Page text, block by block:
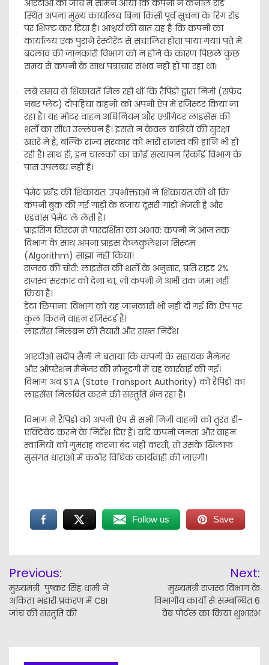
​​आरटीओ की जांच में सामने आया कि कंपनी ने कैनाल रोड
स्थित अपना मुख्य कार्यालय बिना किसी पूर्व सूचना के रिंग रोड
पर शिफ्ट कर दिया है। आश्चर्य की बात यह है कि कंपनी का
कार्यालय एक पुराने रेस्टोरेंट से संचालित होता पाया गया। पते में
बदलाव की जानकारी विभाग को न होने के कारण पिछले कुछ
समय से कंपनी के साथ पत्राचार संभव नहीं हो पा रहा था।
​​लंबे समय से शिकायतें मिल रही थीं कि रैपिडो द्वारा निजी (सफेद
नंबर प्लेट) दोपहिया वाहनों को अपनी ऐप में रजिस्टर किया जा
रहा है। यह मोटर वाहन अधिनियम और एग्रीगेटर लाइसेंस की
शर्तों का सीधा उल्लंघन है। इससे न केवल यात्रियों की सुरक्षा
खतरे में है, बल्कि राज्य सरकार को भारी राजस्व की हानि भी हो
रही है। साथ ही, इन चालकों का कोई सत्यापन रिकॉर्ड विभाग के
पास उपलब्ध नहीं है।
​​पेमेंट फ्रॉड की शिकायत: उपभोक्ताओं ने शिकायत की थी कि
कंपनी बुक की गई गाड़ी के बजाय दूसरी गाड़ी भेजती है और
एडवांस पेमेंट ले लेती है।
​प्राइसिंग सिस्टम में पारदर्शिता का अभाव: कंपनी ने आज तक
विभाग के साथ अपना प्राइस कैलकुलेशन सिस्टम
(Algorithm) साझा नहीं किया।
​राजस्व की चोरी: लाइसेंस की शर्तों के अनुसार, प्रति राइड 2%
राजस्व सरकार को देना था, जो कंपनी ने अभी तक जमा नहीं
किया है।
​डेटा छिपाना: विभाग को यह जानकारी भी नहीं दी गई कि ऐप पर
कुल कितने वाहन रजिस्टर्ड हैं।
​लाइसेंस निलंबन की तैयारी और सख्त निर्देश
​आरटीओ संदीप सैनी ने बताया कि कंपनी के सहायक मैनेजर
और ऑपरेशन मैनेजर की मौजूदगी में यह कार्रवाई की गई।
विभाग अब STA (State Transport Authority) को रैपिडो का
लाइसेंस निलंबित करने की संस्तुति भेज रहा है।
विभाग ने रैपिडो को अपनी ऐप से सभी निजी वाहनों को तुरंत डी-
एक्टिवेट करने के निर्देश दिए हैं। यदि कंपनी जनता और वाहन
स्वामियों को गुमराह करना बंद नहीं करती, तो उसके खिलाफ
सुसंगत धाराओं में कठोर विधिक कार्यवाही की जाएगी।
Follow us Save
navigation
Previous:
मुख्यमंत्री पुष्कर सिंह धामी ने
अंकिता भंडारी प्रकरण में CBI
जांच की संस्तुति की
Next:
मुख्यमंत्री राजस्व विभाग के
विभागीय कार्यों से सम्बन्धित 6
वेब पोर्टल का किया शुभारंभ